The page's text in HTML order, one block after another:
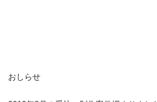
おしらせ